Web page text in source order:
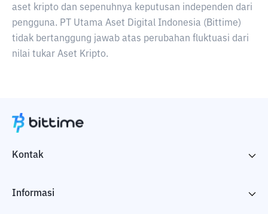
aset kripto dan sepenuhnya keputusan independen dari
pengguna. PT Utama Aset Digital Indonesia (Bittime)
tidak bertanggung jawab atas perubahan fluktuasi dari
nilai tukar Aset Kripto.
Kontak
Informasi